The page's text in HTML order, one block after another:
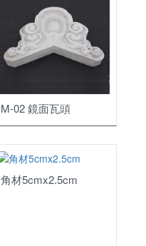
M-02 鏡面瓦頭
角材5cmx2.5cm